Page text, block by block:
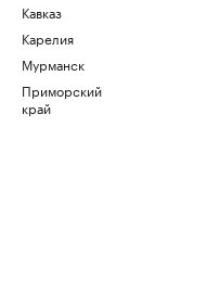
Кавказ
Карелия
Мурманск
Приморский
край